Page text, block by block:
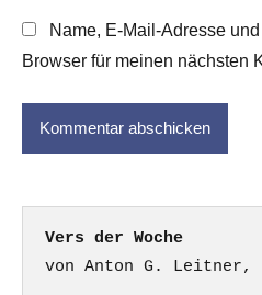
Name, E-Mail-Adresse
Browser für meinen nächsten
Vers der Woche